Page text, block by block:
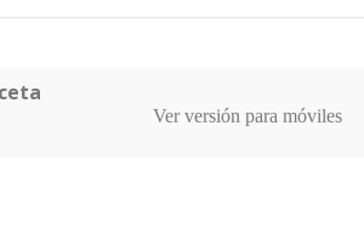
Ver versión para móviles